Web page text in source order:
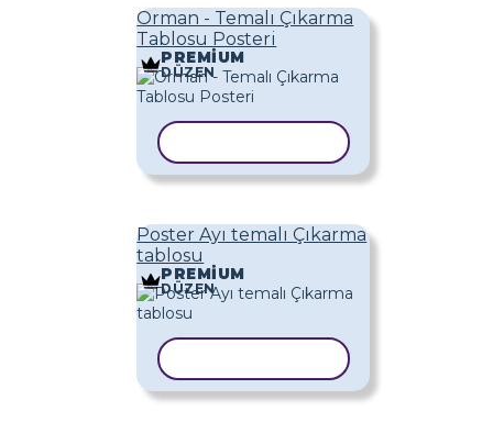
Orman - Temalı Çıkarma
Tablosu Posteri
PREMIUM
DÜZEN
Poster Ayı temalı Çıkarma
tablosu
PREMIUM
DÜZEN